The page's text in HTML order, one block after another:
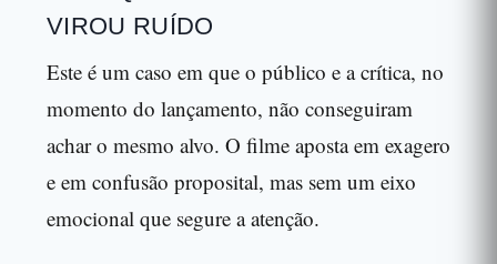
VIROU RUÍDO
Este é um caso em que o público e a crítica, no
momento do lançamento, não conseguiram
achar o mesmo alvo. O filme aposta em exagero
e em confusão proposital, mas sem um eixo
emocional que segure a atenção.